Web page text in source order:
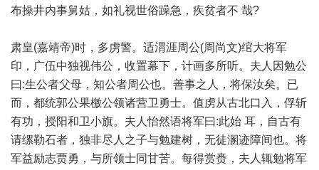
布操井内事舅姑，如礼视世俗躁急，疾贫者不 哉?
肃皇(嘉靖帝)时，多虏警。适渭涯周公(周尚文)绾大将军
印，广伍中独视伟公，收置幕下，计画多所听。夫人因勉公
曰:生公者父母，知公者周公也。善事之人，将保汝矣。已
而，都统郭公果檄公领诸营卫勇士。值虏从古北口入，俘斩
有功，授阳和卫小旗。夫人怡然语将军曰:此始 耳，自古有
请缧勒石者，独非尽人之子与勉建树，无徒溷迹障间也。将
军益励志贾勇，与所领士同甘苦。每得赏赉，夫人辄勉将军